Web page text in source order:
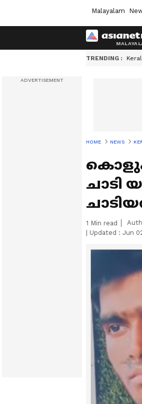
Malayalam
TRENDING :
HOME NEWS
ചാടി
1 Min read
Updated : Jun